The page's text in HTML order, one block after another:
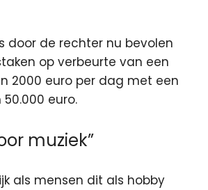
door de rechter nu bevolen
op verbeurte van een
2000 euro per dag met een
euro.
muziek”
als mensen dit als hobby